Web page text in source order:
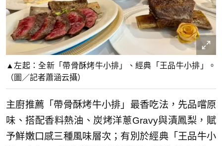
▲左起：全新「帶骨酥烤牛小排」、經典「王品牛小排」。
（圖／記者蕭涵云攝）
主廚推薦「帶骨酥烤牛小排」最香吃法，先品嚐原
味、搭配香料熱油、炭烤洋蔥Gravy與漬鳳梨，賦
予鮮嫩口感三種風味層次；有別於經典「王品牛小